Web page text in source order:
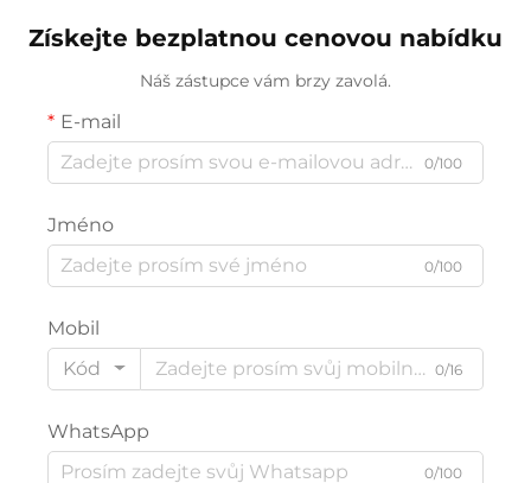
Získejte bezplatnou cenovou nabídku
Náš zástupce vám brzy zavolá.
E-mail
0/100
Jméno
0/100
Mobil
Kód
0/16
WhatsApp
0/100